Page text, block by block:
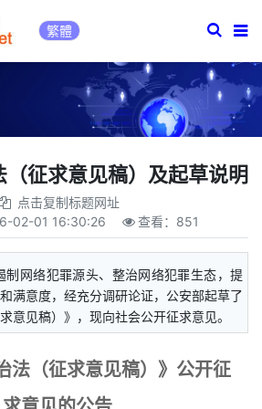
繁體
（征求意见稿）及起草说明
点击复制标题网址
02-01 16:30:26 查看： 851
制网络犯罪源头、整治网络犯罪生态，提
满意度，经充分调研论证，公安部起草了
意见稿）》，现向社会公开征求意见。
法（征求意见稿）》公开征